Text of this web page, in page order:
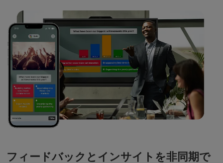
フィードバックとインサイトを非同期で